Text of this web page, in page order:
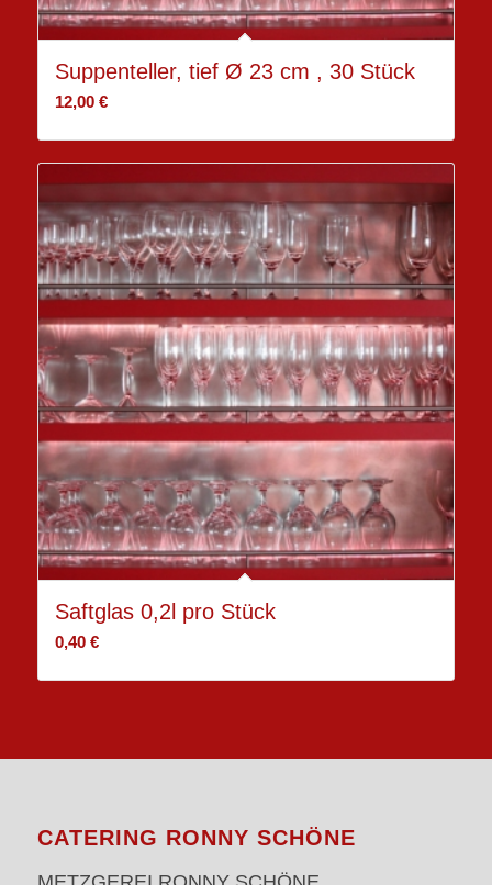
Suppenteller, tief Ø 23 cm , 30 Stück
12,00 €
Saftglas 0,2l pro Stück
0,40 €
CATERING RONNY SCHÖNE